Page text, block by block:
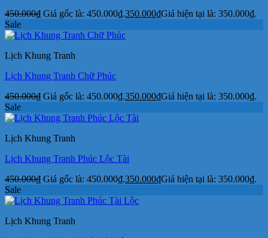
450.000₫ Giá gốc là: 450.000₫.350.000₫Giá hiện tại là: 350.000₫.
Sale
Lịch Khung Tranh
Lịch Khung Tranh Chữ Phúc
450.000₫ Giá gốc là: 450.000₫.350.000₫Giá hiện tại là: 350.000₫.
Sale
Lịch Khung Tranh
Lịch Khung Tranh Phúc Lộc Tài
450.000₫ Giá gốc là: 450.000₫.350.000₫Giá hiện tại là: 350.000₫.
Sale
Lịch Khung Tranh